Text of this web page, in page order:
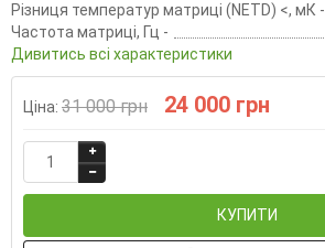
Різниця температур матриці (NETD) <, мК -
Частота матриці, Гц -
Дивитись всі характеристики
Ціна: 31 000 грн 24 000 грн
КУПИТИ